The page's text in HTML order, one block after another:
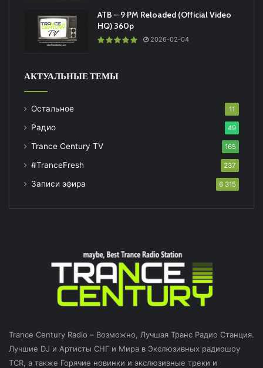
ATB – 9 PM Reloaded (Official Video
HQ) 360p
2026-02-04
АКТУАЛЬНЫЕ ТЕМЫ
Остальное 11
Радио 49
Trance Century TV 165
#TranceFresh 237
Записи эфира 6 315
Trance Century Radio – Возможно, Лучшая Транс Радио Станция.
Лучшие DJ и Артисты СНГ и Мира в Экслюзивных радиошоу
TCR, а также Горячие новинки и экслюзивные треки и